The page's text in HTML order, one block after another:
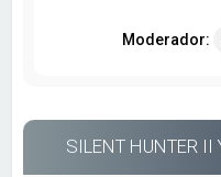
Moderador:
SILENT HUNTER II